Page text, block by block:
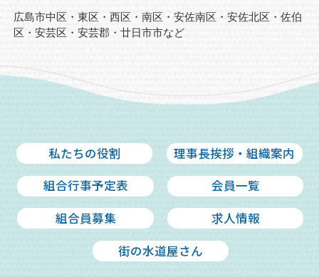
広島市中区・東区・西区・南区・安佐南区・安佐北区・佐伯
区・安芸区・ 安芸郡・廿日市市など
私たちの役割
理事長挨拶・組織案内
組合行事予定表
会員一覧
組合員募集
求人情報
街の水道屋さん